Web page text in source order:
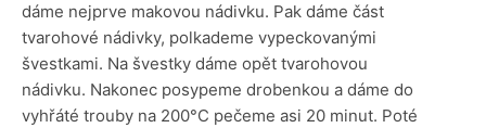
dáme nejprve makovou nádivku. Pak dáme část
tvarohové nádivky, polkademe vypeckovanými
švestkami. Na švestky dáme opět tvarohovou
nádivku. Nakonec posypeme drobenkou a dáme do
vyhřáté trouby na 200°C pečeme asi 20 minut. Poté